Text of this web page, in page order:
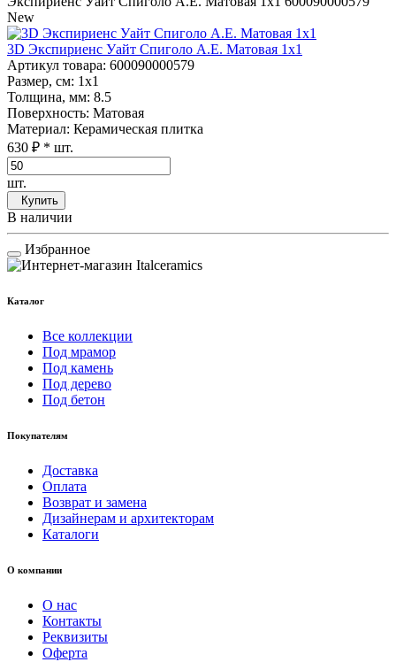
New
3D Экспириенс Уайт Спиголо А.Е. Матовая 1x1
Артикул товара: 600090000579
Размер, см: 1x1
Толщина, мм: 8.5
Поверхность: Матовая
Материал: Керамическая плитка
630 ₽ * шт.
шт.
Купить
В наличии
Избранное
Каталог
Все коллекции
Под мрамор
Под камень
Под дерево
Под бетон
Покупателям
Доставка
Оплата
Возврат и замена
Дизайнерам и архитекторам
Каталоги
О компании
О нас
Контакты
Реквизиты
Оферта